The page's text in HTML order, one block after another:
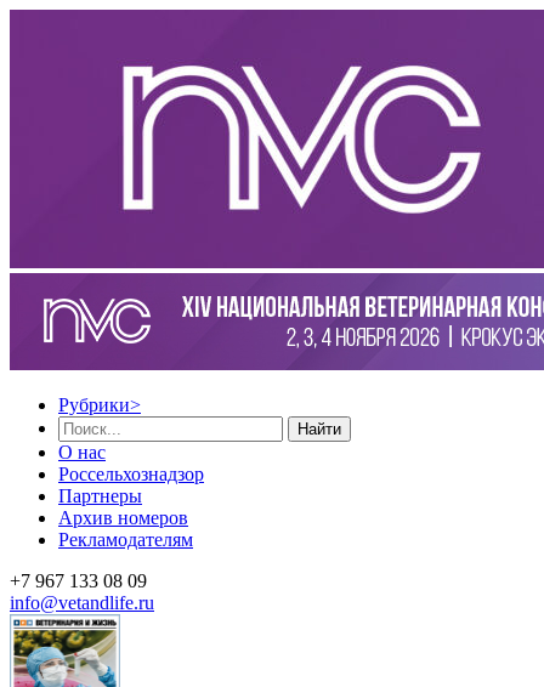
Рубрики>
Найти
О нас
Россельхознадзор
Партнеры
Архив номеров
Рекламодателям
+7 967 133 08 09
info@vetandlife.ru